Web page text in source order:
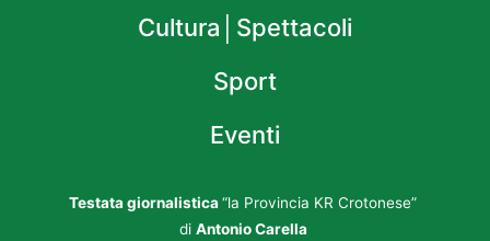
Cultura│Spettacoli
Sport
Eventi
Testata giornalistica “la Provincia KR Crotonese”
di Antonio Carella